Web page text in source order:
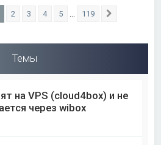
из 119
2 3 4 5 119
Темы
на VPS (cloud4box) и не
через wibox